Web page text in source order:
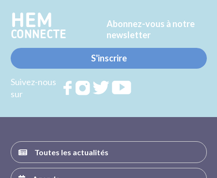
HEM
CONNECTE
Abonnez-vous à notre
newsletter
S'inscrire
Suivez-nous
sur
RejoignezRejoignezRejoignez
Toutes les actualités